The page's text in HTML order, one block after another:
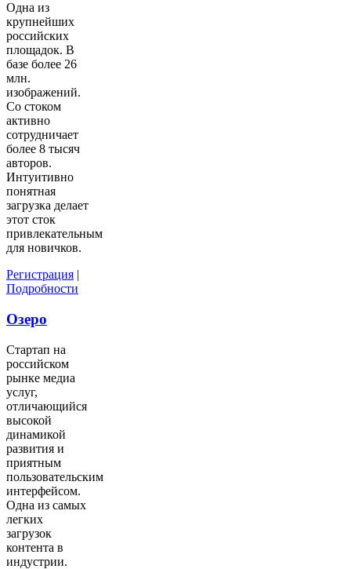
Одна из
крупнейших
российских
площадок. В
базе более 26
млн.
изображений.
Со стоком
активно
сотрудничает
более 8 тысяч
авторов.
Интуитивно
понятная
загрузка делает
этот сток
привлекательным
для новичков.
Регистрация
Подробности
Озеро
Стартап на
российском
рынке медиа
услуг,
отличающийся
высокой
динамикой
развития и
приятным
пользовательским
интерфейсом.
Одна из самых
легких
загрузок
контента в
индустрии.